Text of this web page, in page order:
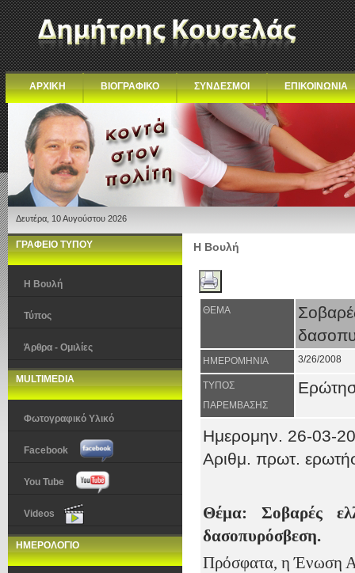
ΑΡΧΙΚΗ ΒΙΟΓΡΑΦΙΚΟ ΣΥΝΔΕΣΜΟΙ ΕΠΙΚΟΙΝΩΝΙΑ
Δευτέρα, 10 Αυγούστου 2026
ΓΡΑΦΕΙΟ ΤΥΠΟΥ
Η Βουλή
Τύπος
Άρθρα - Ομιλίες
MULTIMEDIA
Φωτογραφικό Υλικό
Facebook
You Tube
Videos
ΗΜΕΡΟΛΟΓΙΟ
Η Βουλή
ΘΕΜΑ
ΗΜΕΡΟΜΗΝΙΑ 3/26/2008
ΤΥΠΟΣ
ΠΑΡΕΜΒΑΣΗΣ
Ημερομην. 26-03-
Αριθμ. πρωτ.
Θέμα: Σοβαρές
δασοπυρόσβεση.
Πρόσφατα, η Ένωση